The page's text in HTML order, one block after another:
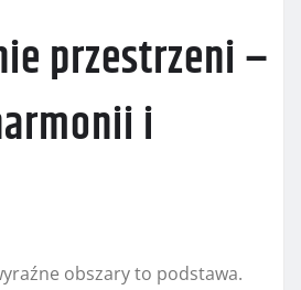
przestrzeni –
i
obszary to podstawa.